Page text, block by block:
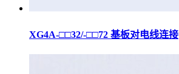
XG4A-□□32/-□□72 基板对电线连接